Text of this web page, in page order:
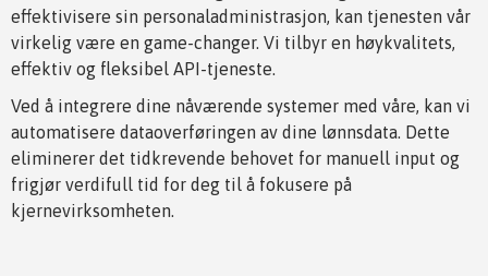
effektivisere sin personaladministrasjon, kan tjenesten vår
virkelig være en game-changer. Vi tilbyr en høykvalitets,
effektiv og fleksibel API-tjeneste.
Ved å integrere dine nåværende systemer med våre, kan vi
automatisere dataoverføringen av dine lønnsdata. Dette
eliminerer det tidkrevende behovet for manuell input og
frigjør verdifull tid for deg til å fokusere på
kjernevirksomheten.